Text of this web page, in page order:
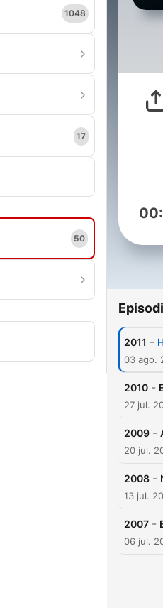
1048
17
50
2011 -
03 ago.
2010 -
27 jul.
2009 -
20 jul.
2008 -
13 jul.
2007 -
06 jul.